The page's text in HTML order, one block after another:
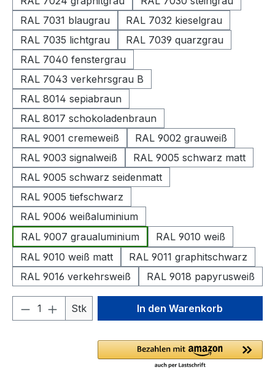
RAL 7031 blaugrau
RAL 7032 kieselgrau
RAL 7035 lichtgrau
RAL 7039 quarzgrau
RAL 7040 fenstergrau
RAL 7043 verkehrsgrau B
RAL 8014 sepiabraun
RAL 8017 schokoladenbraun
RAL 9001 cremeweiß
RAL 9002 grauweiß
RAL 9003 signalweiß
RAL 9005 schwarz matt
RAL 9005 schwarz seidenmatt
RAL 9005 tiefschwarz
RAL 9006 weißaluminium
RAL 9007 graualuminium
RAL 9010 weiß
RAL 9010 weiß matt
RAL 9011 graphitschwarz
RAL 9016 verkehrsweiß
RAL 9018 papyrusweiß
Produkt Anzahl: Gib den
Stk In den Warenkorb